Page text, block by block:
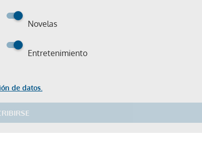
Novelas
Entretenimiento
de datos.